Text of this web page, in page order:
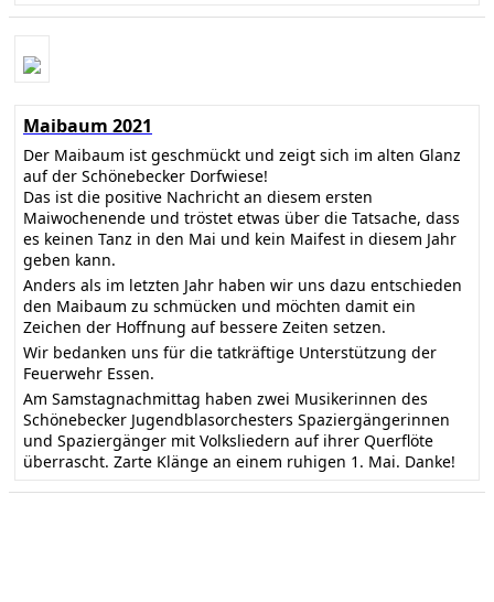
Maibaum 2021
Der Maibaum ist geschmückt und zeigt sich im alten Glanz
auf der Schönebecker Dorfwiese!
Das ist die positive Nachricht an diesem ersten
Maiwochenende und tröstet etwas über die Tatsache, dass
es keinen Tanz in den Mai und kein Maifest in diesem Jahr
geben kann.
Anders als im letzten Jahr haben wir uns dazu entschieden
den Maibaum zu schmücken und möchten damit ein
Zeichen der Hoffnung auf bessere Zeiten setzen.
Wir bedanken uns für die tatkräftige Unterstützung der
Feuerwehr Essen.
Am Samstagnachmittag haben zwei Musikerinnen des
Schönebecker Jugendblasorchesters Spaziergängerinnen
und Spaziergänger mit Volksliedern auf ihrer Querflöte
überrascht. Zarte Klänge an einem ruhigen 1. Mai. Danke!